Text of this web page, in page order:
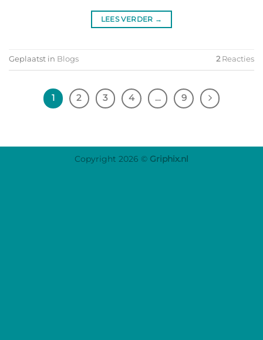
LEES VERDER →
Geplaatst in Blogs 2Reacties
1 2 3 4 … 9
Copyright 2026 © Griphix.nl